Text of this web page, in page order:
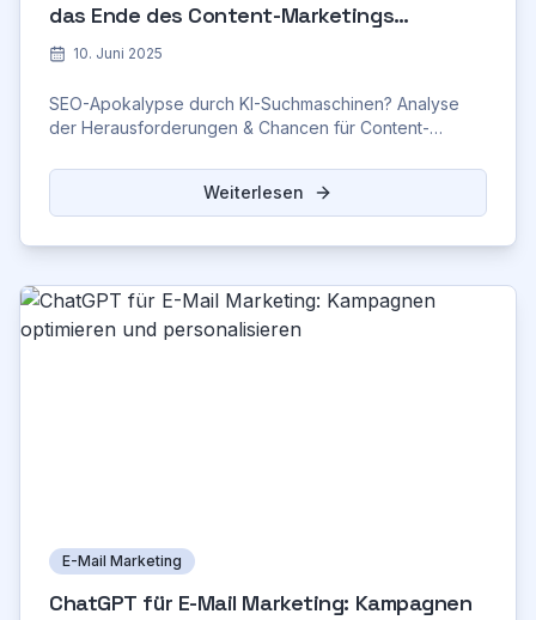
das Ende des Content-Marketings
bedeuten – und warum das vielleicht gar
10. Juni 2025
SEO-Apokalypse durch KI-Suchmaschinen? Analyse
der Herausforderungen & Chancen für Content-
Weiterlesen
E-Mail Marketing
ChatGPT für E-Mail Marketing: Kampagnen